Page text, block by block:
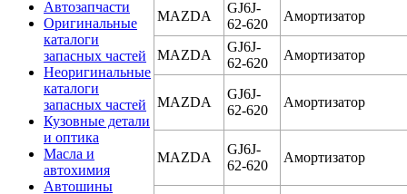
Автозапчасти
Оригинальные
каталоги
запасных частей
Неоригинальные
каталоги
запасных частей
Кузовные детали
и оптика
Масла и
автохимия
Автошины
MAZDA
GJ6J-
62-620
Амортизатор
MAZDA
GJ6J-
62-620
Амортизатор
MAZDA
GJ6J-
62-620
Амортизатор
MAZDA
GJ6J-
62-620
Амортизатор